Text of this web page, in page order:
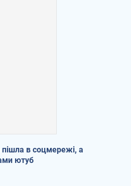
пішла в соцмережі, а
ютуб